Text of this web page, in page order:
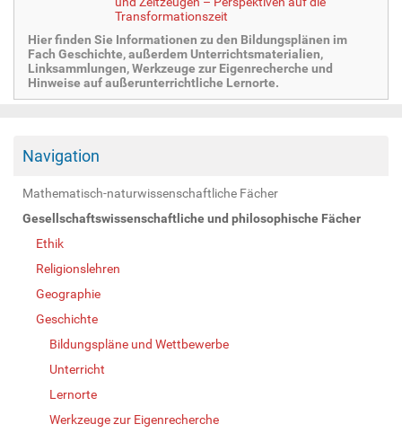
Transformationszeit
Hier finden Sie Informationen zu den Bildungsplänen im
Fach Geschichte, außerdem Unterrichtsmaterialien,
Linksammlungen, Werkzeuge zur Eigenrecherche und
Hinweise auf außerunterrichtliche Lernorte.
Navigation
Mathematisch-naturwissenschaftliche Fächer
Gesellschaftswissenschaftliche und philosophische Fächer
Ethik
Religionslehren
Geographie
Geschichte
Bildungspläne und Wettbewerbe
Unterricht
Lernorte
Werkzeuge zur Eigenrecherche